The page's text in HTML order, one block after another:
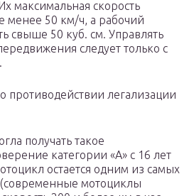
максимальная скорость
менее 50 км/ч, а рабочий
свыше 50 куб. см. Управлять
следует только с
противодействии легализации
получать такое
категории «А» с 16 лет
остается одним из самых
мотоциклы